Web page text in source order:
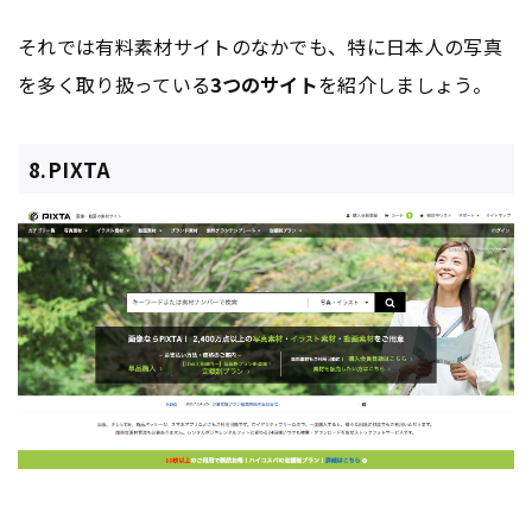
それでは有料素材サイトのなかでも、特に日本人の写真
を多く取り扱っている3つのサイトを紹介しましょう。
8.PIXTA